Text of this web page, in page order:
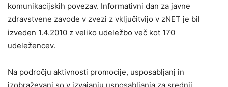
komunikacijskih povezav. Informativni dan za javne
zdravstvene zavode v zvezi z vključitvijo v zNET je bil
izveden 1.4.2010 z veliko udeležbo več kot 170
udeležencev.
Na področju aktivnosti promocije, usposabljanj in
izobraževanj so v izvajanju usposabljanja za srednji